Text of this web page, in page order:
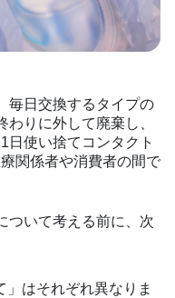
毎日交換するタイプの
りに外して廃棄し、
日使い捨てコンタクト
関係者や消費者の間で
ついて考える前に、次
」はそれぞれ異なりま